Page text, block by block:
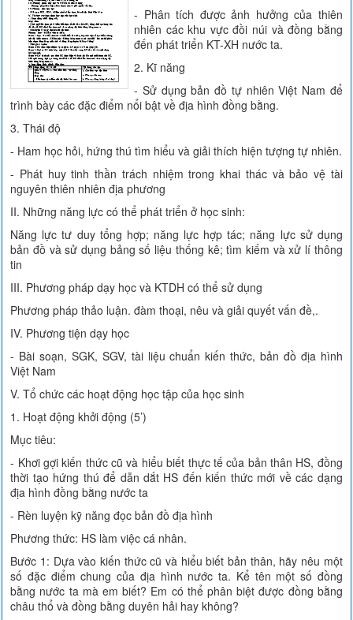
- Phân tích được ảnh hưởng của thiên
nhiên các khu vực đồi núi và đồng bằng
đến phát triển KT-XH nước ta.
2. Kĩ năng
- Sử dụng bản đồ tự nhiên Việt Nam để
trình bày các đặc điểm nổi bật về địa hình đồng bằng.
3. Thái độ
- Ham học hỏi, hứng thú tìm hiểu và giải thích hiện tượng tự nhiên.
- Phát huy tinh thần trách nhiệm trong khai thác và bảo vệ tài
nguyên thiên nhiên địa phương
II. Những năng lực có thể phát triển ở học sinh:
Năng lực tư duy tổng hợp; năng lực hợp tác; năng lực sử dụng
bản đồ và sử dụng bảng số liệu thống kê; tìm kiếm và xử lí thông
tin
III. Phương pháp dạy học và KTDH có thể sử dụng
Phương pháp thảo luận. đàm thoại, nêu và giải quyết vấn đề,.
IV. Phương tiện dạy học
- Bài soạn, SGK, SGV, tài liệu chuẩn kiến thức, bản đồ địa hình
Việt Nam
V. Tổ chức các hoạt động học tập của học sinh
1. Hoạt động khởi động (5’)
Mục tiêu:
- Khơi gợi kiến thức cũ và hiểu biết thực tế của bản thân HS, đồng
thời tạo hứng thú để dẫn dắt HS đến kiến thức mới về các dạng
địa hình đồng bằng nước ta
- Rèn luyện kỹ năng đọc bản đồ địa hình
Phương thức: HS làm việc cá nhân.
Bước 1: Dựa vào kiến thức cũ và hiểu biết bản thân, hãy nêu một
số đặc điểm chung của địa hình nước ta. Kể tên một số đồng
bằng nước ta mà em biết? Em có thể phân biệt được đồng bằng
châu thổ và đồng bằng duyên hải hay không?